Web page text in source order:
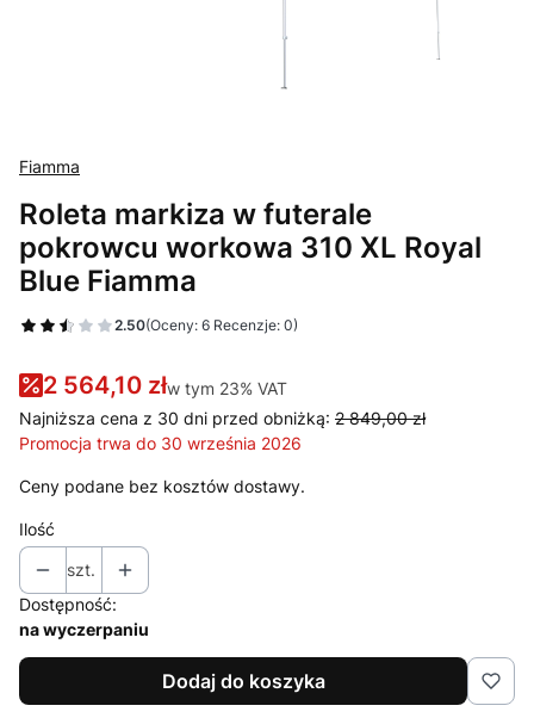
Fiamma
Roleta markiza w futerale
pokrowcu workowa 310 XL Royal
Blue Fiamma
2.50(Oceny: 6 Recenzje: 0)
2 564,10 złw tym 23% VAT
w tym 23% VAT
Najniższa cena z 30 dni przed obniżką: 2 849,00 zł
Promocja trwa do 30 września 2026
Ceny podane bez kosztów dostawy.
Ilość
szt.
Dostępność:
na wyczerpaniu
Dodaj do koszyka